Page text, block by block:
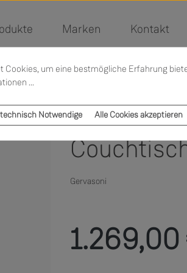
Marken Kontakt
Gervasoni
Cookies, um eine bestmögliche Erfahrung
...
Notwendige Alle Cookies akzeptieren